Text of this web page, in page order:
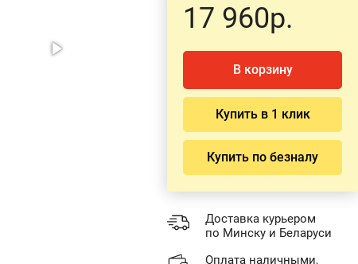
17 960р.
В корзину
Купить в 1 клик
Купить по безналу
Доставка курьером
по Минску и Беларуси
Оплата наличными,